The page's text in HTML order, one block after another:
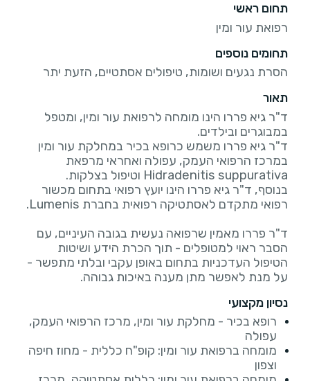
תחום ראשי
רפואת עור ומין
תחומים נוספים
הסרת נגעים ושומות, טיפולים אסתטיים, הזעת יתר
תאור
ד"ר גיא פררו הינו מומחה לרפואת עור ומין, ומטפל
ד"ר גיא פררו משמש כרופא בכיר במחלקת עור ומין
במרכז הרפואי העמק, עפולה ואחראי מרפאת
בנוסף, ד"ר גיא פררו הינו יועץ רפואי בתחום מכשור
ד"ר פררו מאמין שרפואה נעשית בגובה העיניים, עם
הסבר ראוי למטופלים - תוך הכרת הידע ושיטות
הטיפול העדכניות בתחום באופן עקבי ובלתי מתפשר -
על מנת לאפשר מתן מענה באיכות גבוהה.
נסיון מקצועי
רופא בכיר - מחלקת עור ומין, מרכז הרפואי העמק,
עפולה
מומחה ברפואת עור ומין: קופ"ח כללית - מחוז חיפה
וצפון